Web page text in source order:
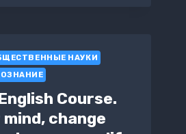
НАУКИ
Course.
change